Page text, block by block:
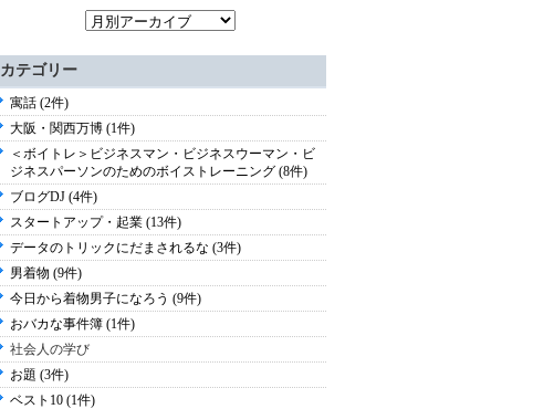
カテゴリー
寓話 (2件)
大阪・関西万博 (1件)
＜ボイトレ＞ビジネスマン・ビジネスウーマン・ビ
ジネスパーソンのためのボイストレーニング (8件)
ブログDJ (4件)
スタートアップ・起業 (13件)
データのトリックにだまされるな (3件)
男着物 (9件)
今日から着物男子になろう (9件)
おバカな事件簿 (1件)
社会人の学び
お題 (3件)
ベスト10 (1件)